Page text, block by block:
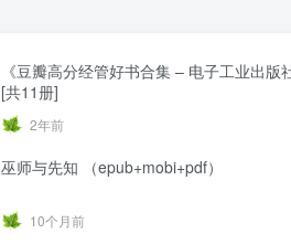
《豆瓣高分经管好书合集 – 电子工业出版
[共11册]
2年前
巫师与先知 （epub+mobi+pdf）
10个月前